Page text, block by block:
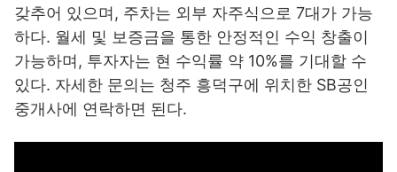
갖추어 있으며, 주차는 외부 자주식으로 7대가 가능
하다. 월세 및 보증금을 통한 안정적인 수익 창출이
가능하며, 투자자는 현 수익률 약 10%를 기대할 수
있다. 자세한 문의는 청주 흥덕구에 위치한 SB공인
중개사에 연락하면 된다.